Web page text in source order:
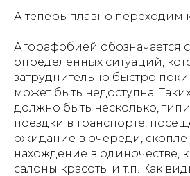
А теперь плавно переходим
Агорафобией обозначается
определенных ситуаций,
затруднительно быстро
может быть недоступна.
должно быть несколько,
поездки в транспорте,
ожидание в очереди,
нахождение в одиночестве,
салоны красоты и т.п. Как